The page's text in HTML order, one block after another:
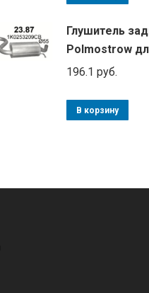
Глушитель
Polmostrow
196.1 руб.
В корзину